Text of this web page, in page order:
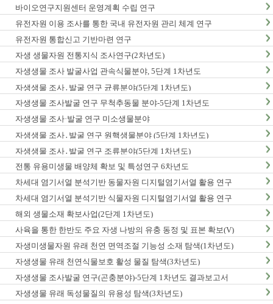
바이오연구지원센터 운영계획 수립 연구
유전자원 이용 조사를 통한 국내 유전자원 관리 체계 연구
유전자원 통합신고 기반마련 연구
자생 생물자원 전통지식 조사연구(2차년도)
자생생물 조사 발굴사업 관속식물분야, 5단계 1차년도
자생생물 조사․발굴 연구 균류분야(5단계 1차년도)
자생생물 조사발굴 연구 무척추동물 분야-5단계 1차년도
자생생물 조사·발굴 연구 미소생물분야
자생생물 조사․발굴 연구 원핵생물분야 (5단계 1차년도)
자생생물 조사․발굴 연구 조류분야(5단계 1차년도)
전통 유용미생물 배양체 확보 및 특성연구 6차년도
차세대 염기서열 분석기반 동물자원 디지털염기서열 활용 연구
차세대 염기서열 분석기반 식물자원 디지털염기서열 활용 연구
해외 생물소재 확보사업(2단계 1차년도)
사육을 통한 한반도 주요 자생 나방의 유충 동정 및 표본 확보(V)
자생미생물자원 유래 천연 면역조절 기능성 소재 탐색(1차년도)
자생생물 유래 천연식물보호 활성 물질 탐색(3차년도)
자생생물 조사발굴 연구(곤충분야)-5단계 1차년도 결과보고서
자생생물 유래 독성물질의 유용성 탐색(3차년도)